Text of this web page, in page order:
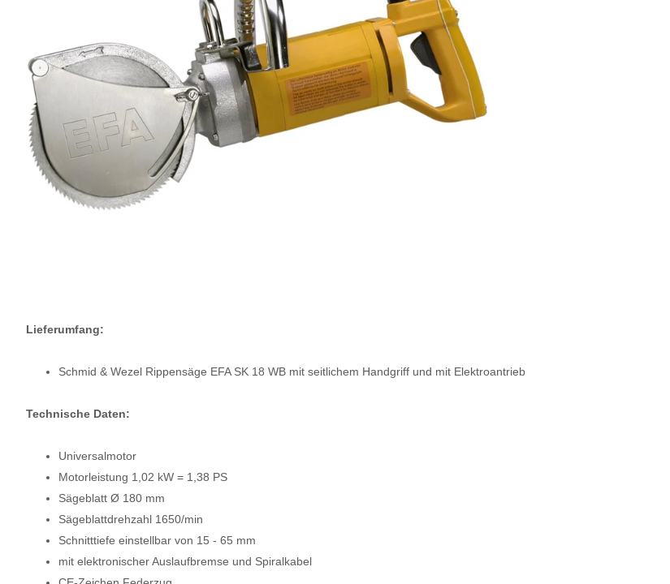
Lieferumfang:
Schmid & Wezel Rippensäge EFA SK 18 WB mit seitlichem Handgriff und mit Elektroantrieb
Technische Daten:
Universalmotor
Motorleistung 1,02 kW = 1,38 PS
Sägeblatt Ø 180 mm
Sägeblattdrehzahl 1650/min
Schnitttiefe einstellbar von 15 - 65 mm
mit elektronischer Auslaufbremse und Spiralkabel